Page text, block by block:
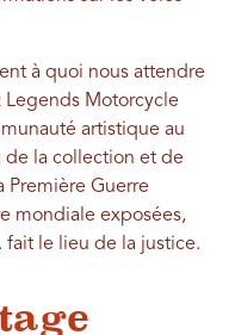
à quoi nous attendre
Legends Motorcycle
artistique au
de la collection et de
Première Guerre
mondiale exposées,
fait le lieu de la justice.